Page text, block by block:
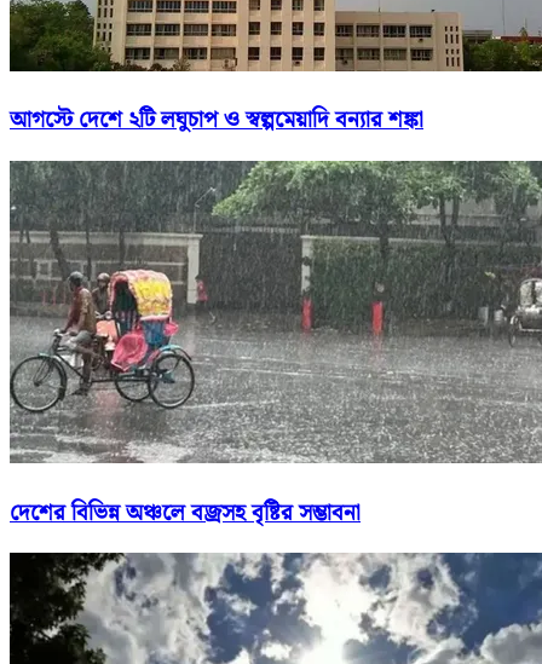
আগস্টে দেশে ২টি লঘুচাপ ও স্বল্পমেয়াদি বন্যার শঙ্কা
দেশের বিভিন্ন অঞ্চলে বজ্রসহ বৃষ্টির সম্ভাবনা